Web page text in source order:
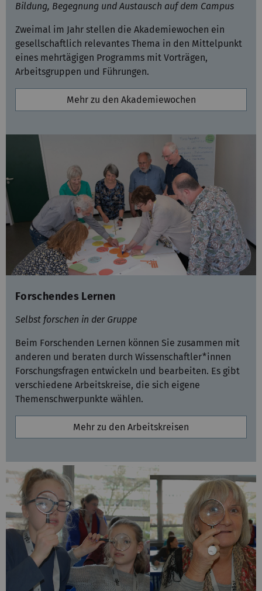
Bildung, Begegnung und Austausch auf dem Campus
Zweimal im Jahr stellen die Akademiewochen ein
gesellschaftlich relevantes Thema in den Mittelpunkt
eines mehrtägigen Programms mit Vorträgen,
Arbeitsgruppen und Führungen.
Mehr zu den Akademiewochen
Forschendes Lernen
Selbst forschen in der Gruppe
Beim Forschenden Lernen können Sie zusammen mit
anderen und beraten durch Wissenschaftler*innen
Forschungsfragen entwickeln und bearbeiten. Es gibt
verschiedene Arbeitskreise, die sich eigene
Themenschwerpunkte wählen.
Mehr zu den Arbeitskreisen